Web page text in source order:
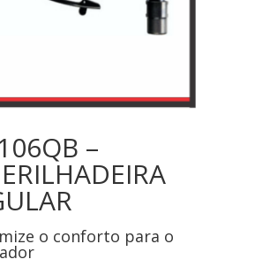
–
o conforto para o